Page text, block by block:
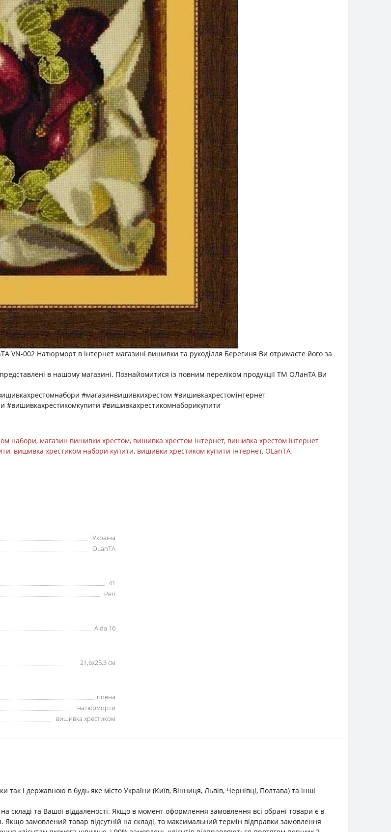
VN-002 Натюрморт в інтернет магазині вишивки та рукоділля Берегиня Ви отримаєте його за
в нашому магазині. Познайомитися із повним переліком продукції ТМ ОЛанТА Ви
#магазинвишивкихрестом #вишивкахрестомінтернет
#вишивкахрестикомкупити #вишивкахрестикомнаборикупити
набори, магазин вишивки хрестом, вишивка хрестом інтернет, вишивка хрестом інтернет
, вишивка хрестиком набори купити, вишивки хрестиком купити інтернет, OLanTА
Україна
OLanTА
41
Peri
Aida 16
21,6х25,3 см
повна
натюрморти
вишивка хрестиком
і державною в будь яке місто України (Київ, Вінниця, Львів, Чернівці, Полтава) та інші
складі та Вашої віддаленості. Якщо в момент оформлення замовлення всі обрані товари є в
замовлений товар відсутній на складі, то максимальний термін відправки замовлення